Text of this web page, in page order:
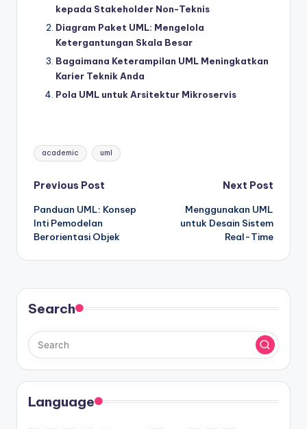
kepada Stakeholder Non-Teknis
Diagram Paket UML: Mengelola
Ketergantungan Skala Besar
Bagaimana Keterampilan UML Meningkatkan
Karier Teknik Anda
Pola UML untuk Arsitektur Mikroservis
Tags:
academic uml
Post
navigation
Previous Post
Panduan UML: Konsep
Inti Pemodelan
Berorientasi Objek
Next Post
Menggunakan UML
untuk Desain Sistem
Real-Time
Search
Language